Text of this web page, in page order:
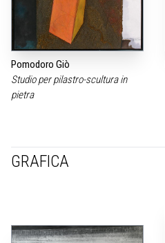
Pomodoro Giò
Studio per pilastro-scultura in
pietra
GRAFICA